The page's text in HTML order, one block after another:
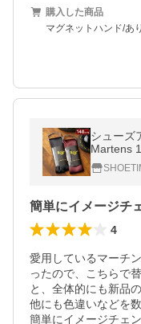
購入した商品
マグネットハンド/あ
シューズ
Martens
BON
簡単にイメージチ
4
愛用しているマーチ
ったので、こちらで
と、全体的にも新品
他にも色違いなどを
簡単にイメージチェ